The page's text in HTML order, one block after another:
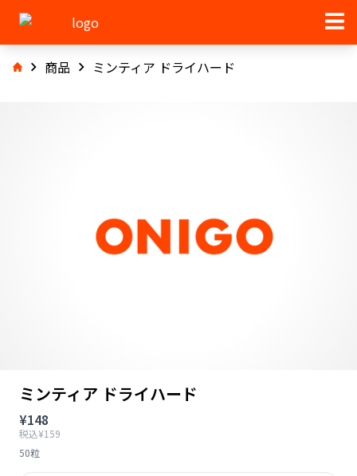
商品 ミンティア ドライハード
ミンティア ドライハード
¥148
税込¥159
50粒